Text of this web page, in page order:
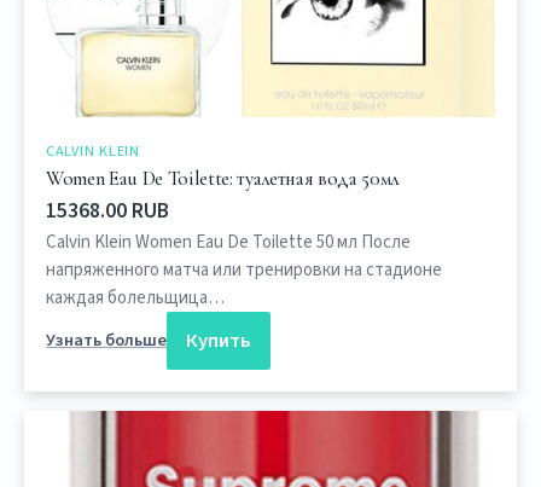
CALVIN KLEIN
Women Eau De Toilette: туалетная вода 50мл
15368.00 RUB
Calvin Klein Women Eau De Toilette 50 мл После
напряженного матча или тренировки на стадионе
каждая болельщица…
Узнать больше
Купить